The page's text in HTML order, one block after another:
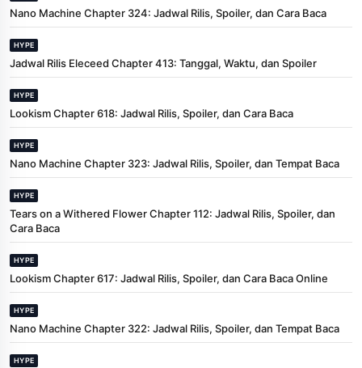
Nano Machine Chapter 324: Jadwal Rilis, Spoiler, dan Cara Baca
HYPE
Jadwal Rilis Eleceed Chapter 413: Tanggal, Waktu, dan Spoiler
HYPE
Lookism Chapter 618: Jadwal Rilis, Spoiler, dan Cara Baca
HYPE
Nano Machine Chapter 323: Jadwal Rilis, Spoiler, dan Tempat Baca
HYPE
Tears on a Withered Flower Chapter 112: Jadwal Rilis, Spoiler, dan
Cara Baca
HYPE
Lookism Chapter 617: Jadwal Rilis, Spoiler, dan Cara Baca Online
HYPE
Nano Machine Chapter 322: Jadwal Rilis, Spoiler, dan Tempat Baca
HYPE